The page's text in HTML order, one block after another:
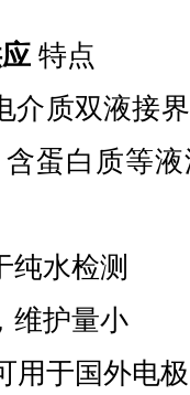
特点
介质双液接
蛋白质等
纯水检测
维护量小
用于国外电